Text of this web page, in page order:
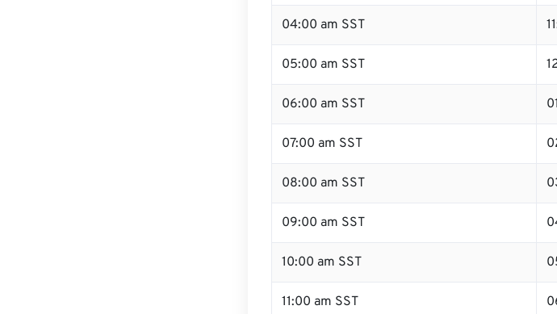
04:00 am SST
05:00 am SST
06:00 am SST
07:00 am SST
08:00 am SST
09:00 am SST
10:00 am SST
11:00 am SST